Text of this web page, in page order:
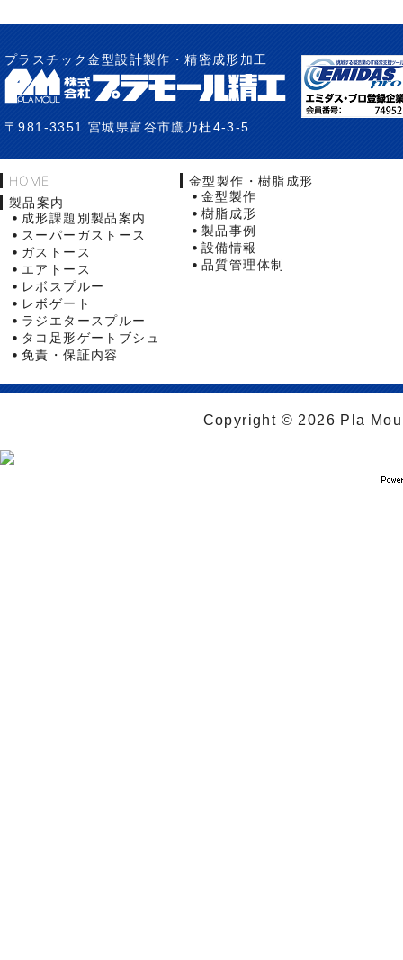
プラスチック金型設計製作・精密成形加工
〒981-3351 宮城県富谷市鷹乃杜4-3-5
HOME
製品案内
成形課題別製品案内
スーパーガストース
ガストース
エアトース
レボスプルー
レボゲート
ラジエタースプルー
タコ足形ゲートブシュ
免責・保証内容
金型製作・樹脂成形
金型製作
樹脂成形
製品事例
設備情報
品質管理体制
Copyright © 2026 Pla